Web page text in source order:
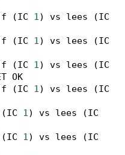
(IC 1) vs lees (IC
(IC 1) vs lees (IC
(IC 1) vs lees (IC
OK
(IC 1) vs lees (IC
(IC 1) vs lees (IC
(IC 1) vs lees (IC